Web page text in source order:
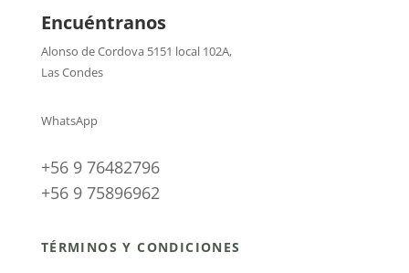
Encuéntranos
Alonso de Cordova 5151 local 102A,
Las Condes
WhatsApp
+56 9 76482796
+56 9 75896962
TÉRMINOS Y CONDICIONES